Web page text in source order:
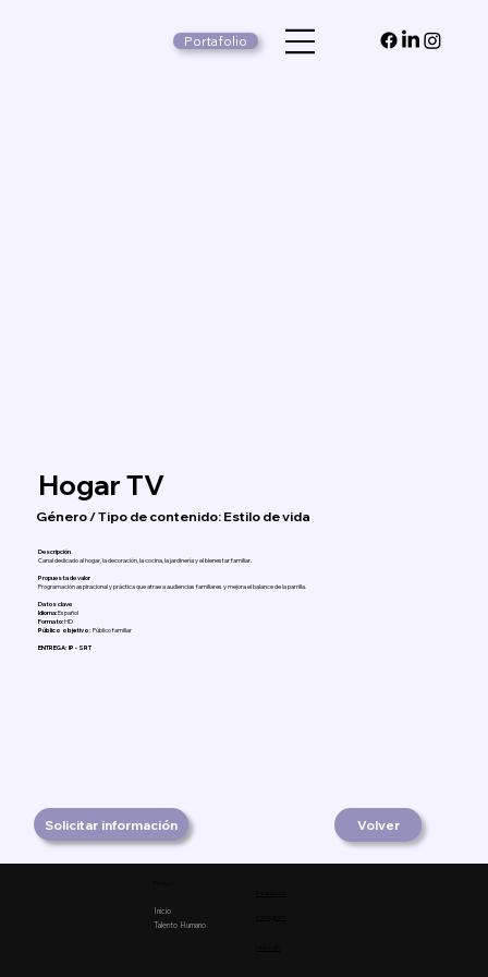
Portafolio
Hogar TV
Género / Tipo de contenido: Estilo de vida
Descripción
Canal dedicado al hogar, la decoración, la cocina, la jardinería y el bienestar familiar.
Propuesta de valor
Programación aspiracional y práctica que atrae a audiencias familiares y mejora el balance de la parrilla.
Datos clave
Idioma:Español
Formato:HD
Público objetivo: Público familiar
ENTREGA: IP - SRT
Solicitar información Volver
Inicio
Talento Humano